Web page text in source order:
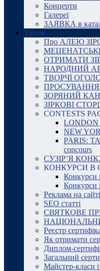
Концерти
Галереї
ЗАЯВКА в
Також
Про АЛЕЮ
ОТРИМАТИ
НАРОДНИЙ
ТВОРЧІ
ПРОСУВАННЯ
ЗОРЯНИЙ
ЗІРКОВІ
CONTESTS
LONDON
NEW
PARIS:
concours
СУЗІР’Я
КОНКУРСИ В
Конкурси
Конкурси
Реклама на сайті
SEO статті
СВЯТКОВЕ
Реєстр
Як отримати
Диплом-
Загальний
Майстер-класи і